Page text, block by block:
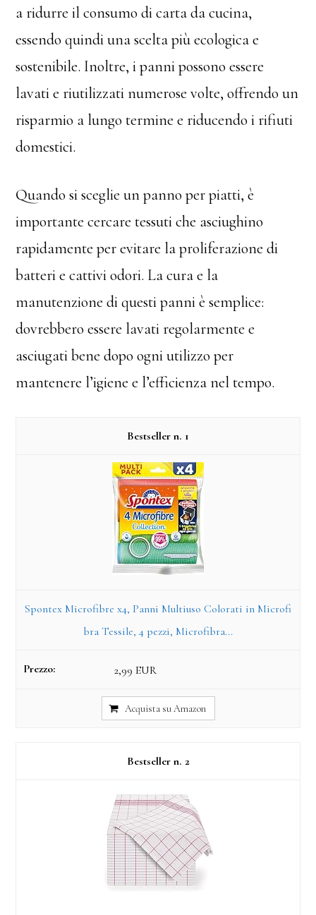
a ridurre il consumo di carta da cucina,
essendo quindi una scelta più ecologica e
sostenibile. Inoltre, i panni possono essere
lavati e riutilizzati numerose volte, offrendo un
risparmio a lungo termine e riducendo i rifiuti
domestici.
Quando si sceglie un panno per piatti, è
importante cercare tessuti che asciughino
rapidamente per evitare la proliferazione di
batteri e cattivi odori. La cura e la
manutenzione di questi panni è semplice:
dovrebbero essere lavati regolarmente e
asciugati bene dopo ogni utilizzo per
mantenere l’igiene e l’efficienza nel tempo.
1
Spontex Microfibre x4, Panni Multiuso Colorati in Microfi
bra Tessile, 4 pezzi, Microfibra...
2,99 EUR
Acquista su Amazon
2